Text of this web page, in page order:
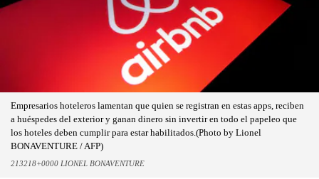
Empresarios hoteleros lamentan que quien se registran en estas apps, reciben
a huéspedes del exterior y ganan dinero sin invertir en todo el papeleo que
los hoteles deben cumplir para estar habilitados.(Photo by Lionel
BONAVENTURE / AFP)
213218+0000 LIONEL BONAVENTURE